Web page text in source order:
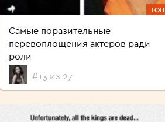
ТОП
Самые поразительные
перевоплощения актеров ради
роли
#13 из 27